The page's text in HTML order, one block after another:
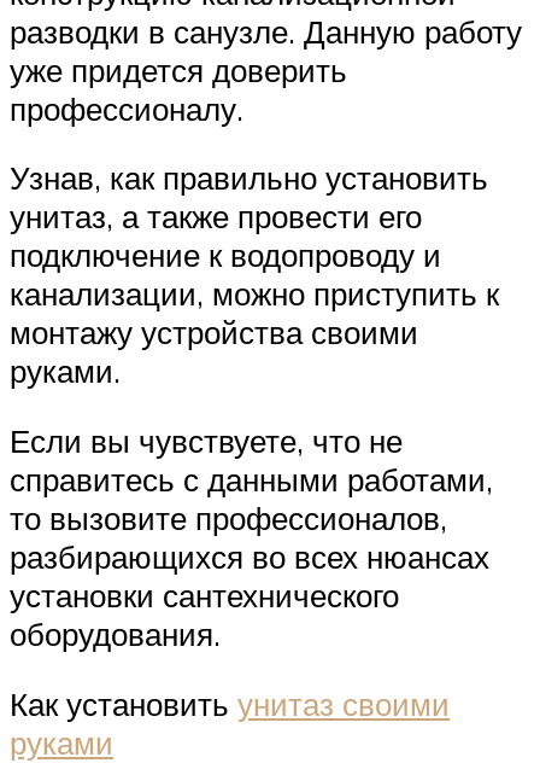
разводки в санузле. Данную работу
уже придется доверить
профессионалу.
Узнав, как правильно установить
унитаз, а также провести его
подключение к водопроводу и
канализации, можно приступить к
монтажу устройства своими
руками.
Если вы чувствуете, что не
справитесь с данными работами,
то вызовите профессионалов,
разбирающихся во всех нюансах
установки сантехнического
оборудования.
Как установить унитаз своими
руками